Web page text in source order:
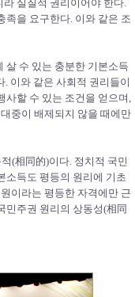
실질적 권리이어야 한다.
족을 요구한다. 이와 같은 조
살 수 있는 충분한 기본소득
이와 같은 사회적 권리들이
할 수 있는 조건을 얻으며,
중이 배제되지 않을 때에만
(相同的)이다. 정치적 국민
소득도 평등의 원리에 기초
이라는 평등한 자격에만 근
민주권 원리의 상동성(相同